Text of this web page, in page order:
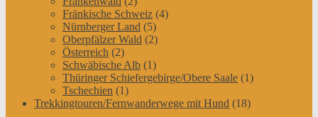
Fränkische Schweiz (4)
Nürnberger Land (5)
Oberpfälzer Wald (2)
Österreich (2)
Schwäbische Alb (1)
Thüringer Schiefergebirge/Obere Saale (1)
Tschechien (1)
Trekkingtouren/Fernwanderwege mit Hund (18)